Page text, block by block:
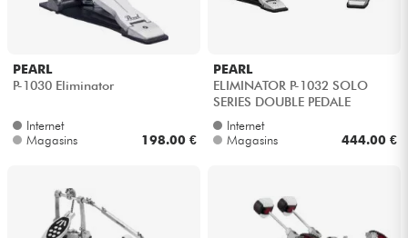
PEARL
P-1030 Eliminator
Internet
Magasins
198.00 €
PEARL
ELIMINATOR P-1032 SOLO
SERIES DOUBLE PEDALE
Internet
Magasins
444.00 €